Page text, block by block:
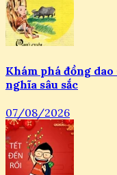
Khám phá đồng
nghĩa sâu sắc
07/08/2026